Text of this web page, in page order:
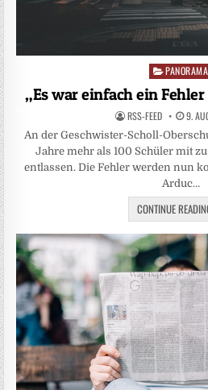
Posted
in
PANORAMA
„Es war einfach ein
RSS-FEED 9.
An der Geschwister-Scholl-
Jahre mehr als 100 Schüler mit
entlassen. Die Fehler werden nun
Arduc…
CONTINUE